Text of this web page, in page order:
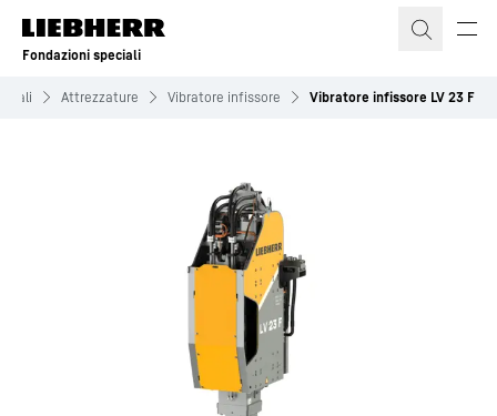
Fondazioni speciali
Attrezzature Vibratore infissore Vibratore infissore LV 23 F